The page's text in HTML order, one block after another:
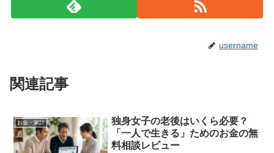
username
関連記事
お金・家計
独身女子の老後はいくら必要？
「一人で生きる」ためのお金の無
料相談レビュー